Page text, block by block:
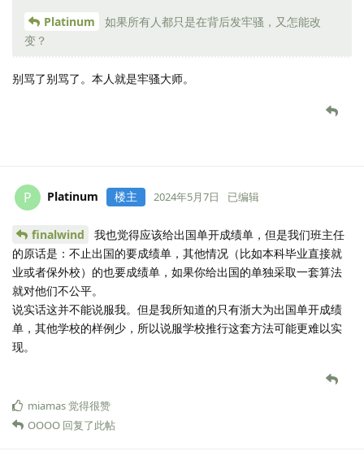
Platinum
如果所有人都只是在背后发牢骚，又怎能改
变？
别骂了别骂了。本人就是牢骚大师。
P Platinum 楼主 2024年5月7日 已编辑
finalwind
我也觉得应该给出国单开成绩单，但是我们班主任
的原话是：不止出国的要成绩单，其他情况（比如本科毕业直接就
业或者保外校）的也要成绩单，如果你给出国的单独采取一套算法
就对他们不公平。
说实话这并不能说服我。但是我所知道的只有浙大为出国单开成绩
单，其他学校的样例少，所以说服学校推行这套方法可能更难以实
现。
miamas觉得很赞
OOOO 回复了此帖